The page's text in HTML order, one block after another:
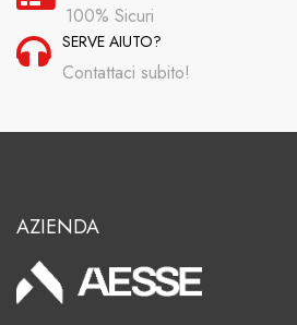
100% Sicuri
SERVE AIUTO?
Contattaci subito!
AZIENDA